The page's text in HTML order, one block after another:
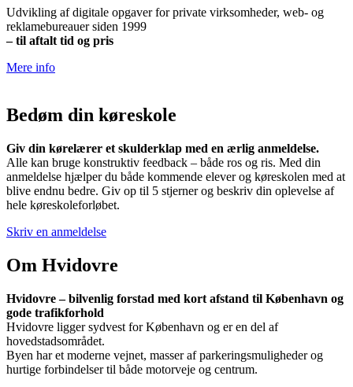
Udvikling af digitale opgaver for private virksomheder, web- og
reklamebureauer siden 1999
– til aftalt tid og pris
Mere info
Bedøm din køreskole
Giv din kørelærer et skulderklap med en ærlig anmeldelse.
Alle kan bruge konstruktiv feedback – både ros og ris. Med din
anmeldelse hjælper du både kommende elever og køreskolen med at
blive endnu bedre. Giv op til 5 stjerner og beskriv din oplevelse af
hele køreskoleforløbet.
Skriv en anmeldelse
Om Hvidovre
Hvidovre – bilvenlig forstad med kort afstand til København og
gode trafikforhold
Hvidovre ligger sydvest for København og er en del af
hovedstadsområdet.
Byen har et moderne vejnet, masser af parkeringsmuligheder og
hurtige forbindelser til både motorveje og centrum.